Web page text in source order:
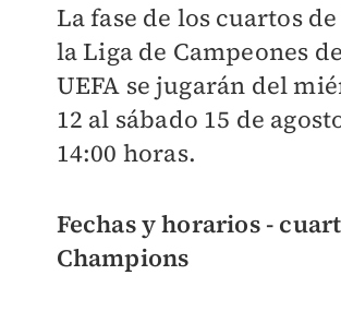
La fase de los cuartos
la Liga de Campeones
UEFA se jugarán del
12 al sábado 15 de
14:00 horas.
Fechas y horarios -
Champions